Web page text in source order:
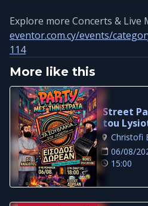
Explore more Concerts & Live
eventor.com.cy/events/
114
More like this
Street
tou
Night in
06/08/
15:00